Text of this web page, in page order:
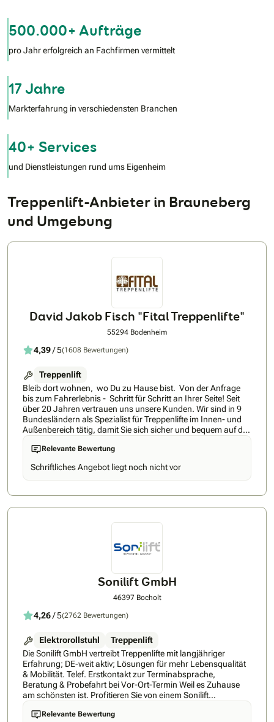
500.000+ Aufträge
pro Jahr erfolgreich an Fachfirmen vermittelt
17 Jahre
Markterfahrung in verschiedensten Branchen
40+ Services
und Dienstleistungen rund ums Eigenheim
Treppenlift-Anbieter in Brauneberg
und Umgebung
David Jakob Fisch "Fital Treppenlifte"
55294 Bodenheim
4,39/ 5(1608 Bewertungen)
Treppenlift
Bleib dort wohnen, wo Du zu Hause bist. Von der Anfrage
bis zum Fahrerlebnis - Schritt für Schritt an Ihrer Seite! Seit
über 20 Jahren vertrauen uns unsere Kunden. Wir sind in 9
Bundesländern als Spezialist für Treppenlifte im Innen- und
Außenbereich tätig, damit Sie sich sicher und bequem auf der
Treppe bewegen können - zu erstaunlich günstigen Preisen.
FITAL Treppenlifte ist und bleibt ein inhabergeführtes,
unabhängiges und überregionales Treppenliftunternehmen.
Das bietet Ihnen langfristige Sicherheit in den Punkten
Ansprechpartner, Zuständigkeiten, Service und auch
Zuschüsse Es gibt viele interessante Möglichkeiten,
ausgeschöpft? Ab Pflegegrad 1 erhalten Sie bis zu € 4.000,-
Zuschuss von Ihrer Pflegekasse - wir unterstützen Sie gerne
Jahre Garantie • Schnelle Erreichbarkeit bei Störungen •
Große Modellauswahl • Kurze Lieferzeiten, keine Anzahlung
Für Sie im Einsatz - immer in Ihrer Nähe. Wir sind ein
sind auch ein Handwerksbetrieb und führen Montagen,
zur Montage alles aus einer Hand - wir freuen uns auf Sie!
Weitere Informationen finden Sie auf: www.fital-
treppenlifte.de/
Relevante Bewertung
Schriftliches Angebot liegt noch nicht vor
Sonilift GmbH
46397 Bocholt
4,26/ 5(2762 Bewertungen)
Elektrorollstuhl
Treppenlift
Die Sonilift GmbH vertreibt Treppenlifte mit langjähriger
Erfahrung; DE-weit aktiv; Lösungen für mehr Lebensqualität
& Mobilität. Telef. Erstkontakt zur Terminabsprache,
Beratung & Probefahrt bei Vor-Ort-Termin Weil es Zuhause
am schönsten ist. Profitieren Sie von einem Sonilift
Treppenlift, damit auch Ihr Zuhause Ihr Zuhause bleibt.
Exzellenter Service & umfassende Beratung - Ihr Partner für
Relevante Bewertung